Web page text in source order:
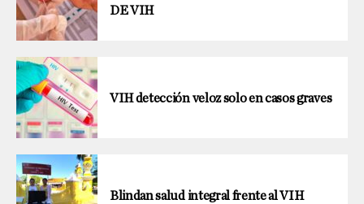
DE VIH
VIH detección veloz solo en casos graves
Blindan salud integral frente al VIH